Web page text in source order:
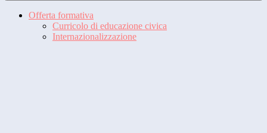
Offerta formativa
Curricolo di educazione civica
Internazionalizzazione